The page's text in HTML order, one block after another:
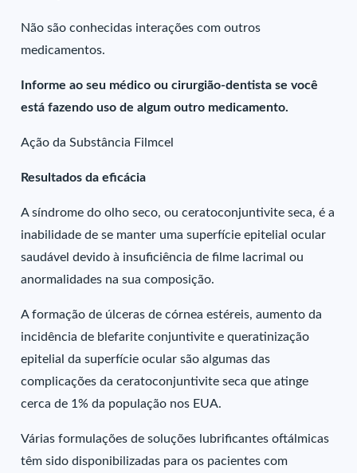
Não são conhecidas interações com outros
medicamentos.
Informe ao seu médico ou cirurgião-dentista se você
está fazendo uso de algum outro medicamento.
Ação da Substância Filmcel
Resultados da eficácia
A síndrome do olho seco, ou ceratoconjuntivite seca, é a
inabilidade de se manter uma superfície epitelial ocular
saudável devido à insuficiência de filme lacrimal ou
anormalidades na sua composição.
A formação de úlceras de córnea estéreis, aumento da
incidência de blefarite conjuntivite e queratinização
epitelial da superfície ocular são algumas das
complicações da ceratoconjuntivite seca que atinge
cerca de 1% da população nos EUA.
Várias formulações de soluções lubrificantes oftálmicas
têm sido disponibilizadas para os pacientes com